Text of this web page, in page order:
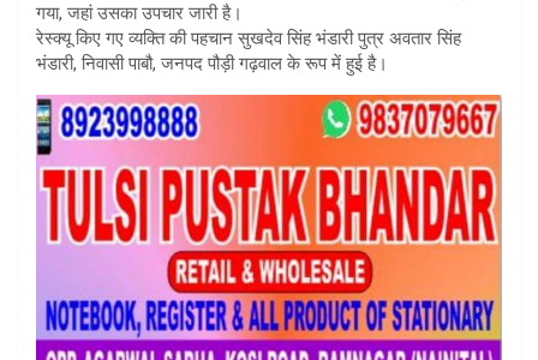
गया, जहां उसका उपचार जारी है।
रेस्क्यू किए गए व्यक्ति की पहचान सुखदेव सिंह भंडारी पुत्र अवतार सिंह
भंडारी, निवासी पाबौ, जनपद पौड़ी गढ़वाल के रूप में हुई है।